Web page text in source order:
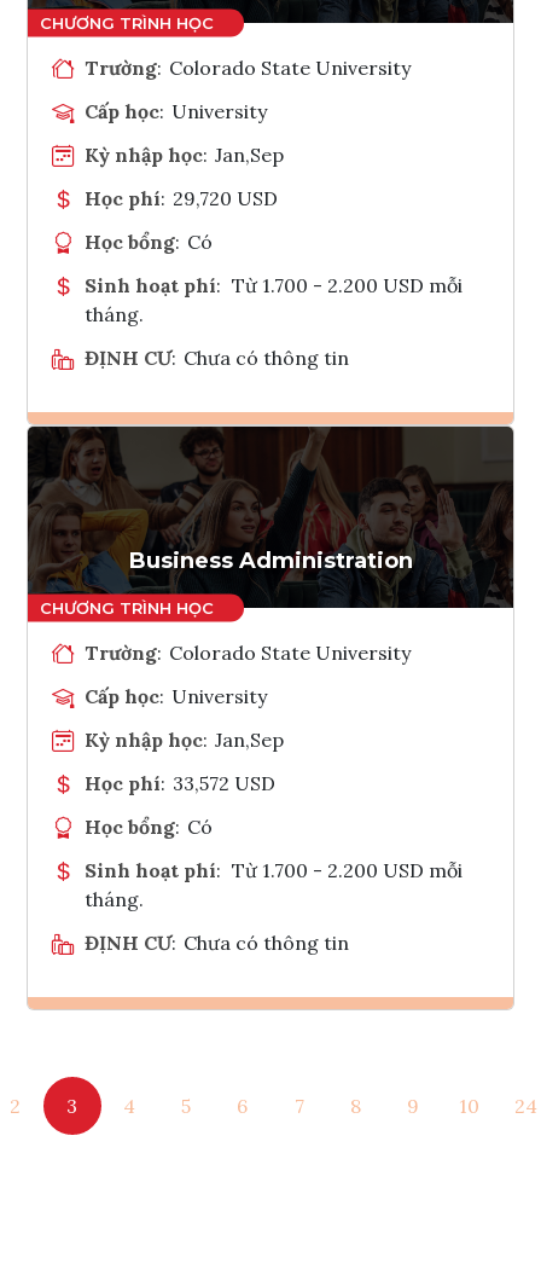
Trường: Colorado State University
Cấp học: University
Kỳ nhập học: Jan,Sep
Học phí: 29,720 USD
Học bổng: Có
Sinh hoạt phí: Từ 1.700 - 2.200 USD mỗi
tháng.
ĐỊNH CƯ: Chưa có thông tin
Ghi danh
Tham vấn Interlink
Business Administration
Trường: Colorado State University
Cấp học: University
Kỳ nhập học: Jan,Sep
Học phí: 33,572 USD
Học bổng: Có
Sinh hoạt phí: Từ 1.700 - 2.200 USD mỗi
tháng.
ĐỊNH CƯ: Chưa có thông tin
Tham vấn Interlink
2 3 4 5 6 7 8 9 10 24